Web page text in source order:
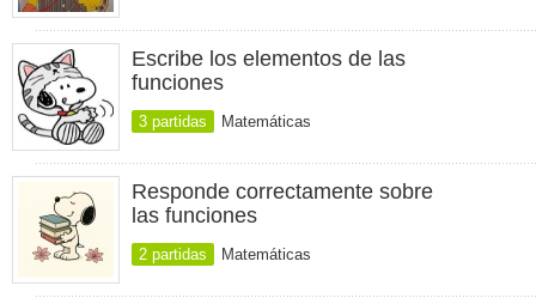
Escribe los elementos de las
funciones
3 partidas Matemáticas
Responde correctamente sobre
las funciones
2 partidas Matemáticas